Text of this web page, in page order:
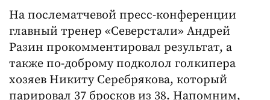
На послематчевой пресс-конференции
главный тренер «Северстали» Андрей
Разин прокомментировал результат, а
также по-доброму подколол голкипера
хозяев Никиту Серебрякова, который
парировал 37 бросков из 38. Напомним,